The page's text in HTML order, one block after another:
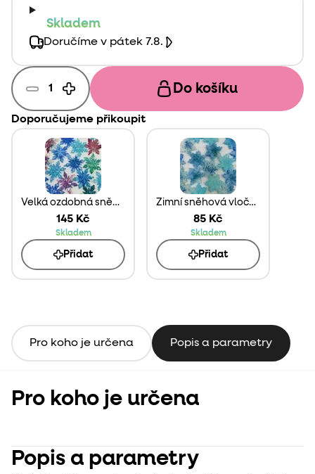
Dokonale se hodí také k oslavám narozenin a jiným
slavnostem.
Skladem
Doručíme v pátek 7.8.
Do košíku
Doporučujeme přikoupit
Velká ozdobná sněhová vločka z pryskyřice
145 Kč
Skladem
Přidat
Zimní sněhová vločka z pryskyřice
85 Kč
Skladem
Přidat
Pro koho je určena Popis a parametry
Pro koho je určena
Popis a parametry